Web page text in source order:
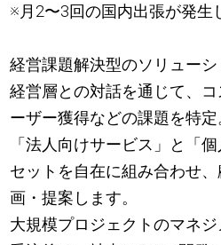
※月2〜3回の国内出張が発生
経営課題解決型のソリューシ
経営層との対話を通じて、
ーザー獲得などの課題を特定
「法人向けサービス」と「
セットを自在に組み合わせ
画・提案します。
大規模プロジェクトのマネジ